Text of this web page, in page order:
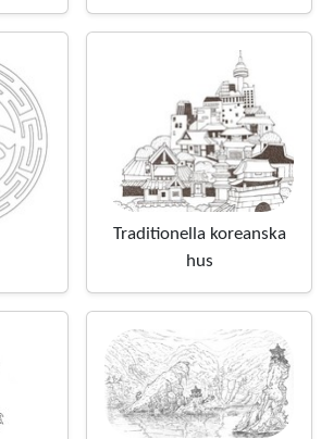
Traditionella koreanska
hus